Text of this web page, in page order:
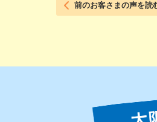
前のお客さまの声を読